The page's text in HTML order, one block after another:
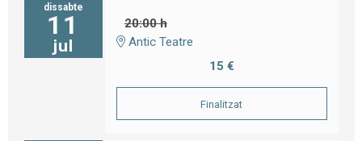
dissabte
11
jul
20:00 h
Antic Teatre
15 €
Finalitzat